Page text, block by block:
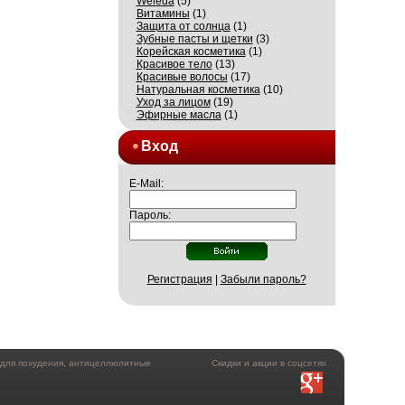
Витамины (1)
Защита от солнца(1)
Зубные пасты и щетки (3)
Корейская косметика(1)
Красивое тело(13)
Красивые волосы (17)
Натуральная косметика(10)
Уход за лицом(19)
Эфирные масла(1)
Вход
E-Mail:
Пароль:
Регистрация Забыли пароль?
Скидки и акции в соцсетях
похудения, антицеллюлитные